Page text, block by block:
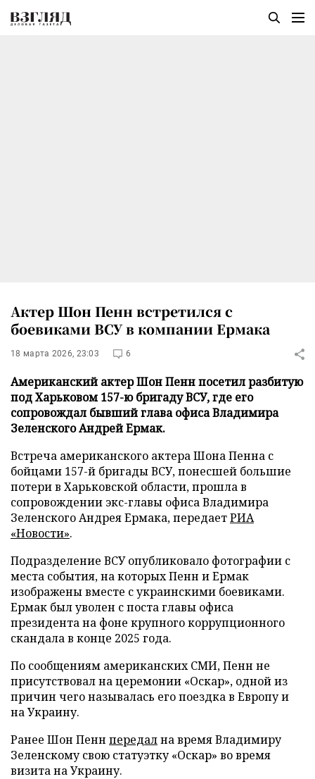
Актер Шон Пенн встретился с
боевиками ВСУ в компании Ермака
18 марта 2026, 23:03 6
Американский актер Шон Пенн посетил разбитую
под Харьковом 157-ю бригаду ВСУ, где его
сопровождал бывший глава офиса Владимира
Зеленского Андрей Ермак.
Встреча американского актера Шона Пенна с
бойцами 157-й бригады ВСУ, понесшей большие
потери в Харьковской области, прошла в
сопровождении экс-главы офиса Владимира
Зеленского Андрея Ермака, передаетРИА
«Новости».
Подразделение ВСУ опубликовало фотографии с
места события, на которых Пенн и Ермак
изображены вместе с украинскими боевиками.
Ермак был уволен с поста главы офиса
президента на фоне крупного коррупционного
скандала в конце 2025 года.
По сообщениям американских СМИ, Пенн не
присутствовал на церемонии «Оскар», одной из
причин чего называлась его поездка в Европу и
на Украину.
Ранее Шон Пенн передална время Владимиру
Зеленскому свою статуэтку «Оскар» во время
визита на Украину.